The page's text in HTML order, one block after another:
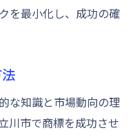
を最小化し、成功の確
な知識と市場動向の理
川市で商標を成功させ